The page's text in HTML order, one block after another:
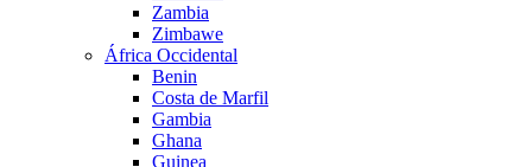
Zambia
Zimbawe
África Occidental
Benin
Costa de Marfil
Gambia
Ghana
Guinea